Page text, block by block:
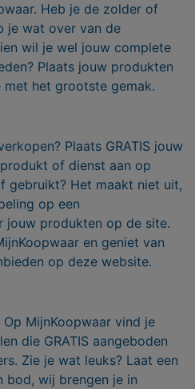
Heb je de zolder of
je wat over van de
wil je wel jouw complete
Plaats jouw produkten
het grootste gemak.
Plaats GRATIS jouw
of dienst aan op
gebruikt? Het maakt niet uit,
op een
jouw produkten op de site.
en geniet van
op deze website.
MijnKoopwaar vind je
die GRATIS aangeboden
Zie je wat leuks? Laat een
bod, wij brengen je in